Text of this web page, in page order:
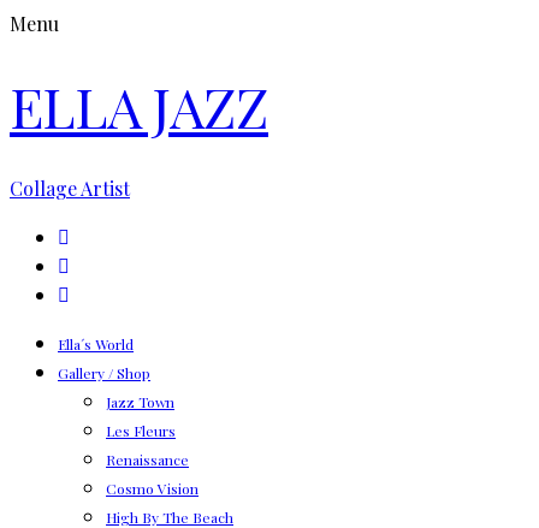
Menu
ELLA JAZZ
Collage Artist
Ella´s World
Gallery / Shop
Jazz Town
Les Fleurs
Renaissance
Cosmo Vision
High By The Beach